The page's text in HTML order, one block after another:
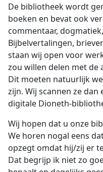
De bibliotheek wordt
boeken en bevat ook
commentaar,
Bijbelvertalingen,
staan wij open voor
zou willen delen met de
Dit moeten natuurlijk
zijn. Wij scannen ze dan
digitale Dioneth-
Wij hopen dat u onze
We horen nogal eens
opzegt omdat hij/zij er
Dat begrijp ik niet zo